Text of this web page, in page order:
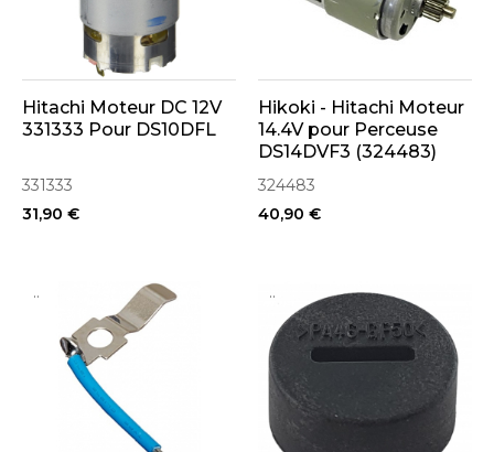
Hitachi Moteur DC 12V
331333 Pour DS10DFL
331333
31,90 €
Hikoki - Hitachi Moteur
14.4V pour Perceuse
DS14DVF3 (324483)
324483
40,90 €
.. ..